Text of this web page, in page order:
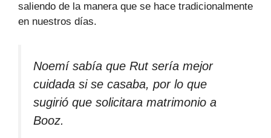
saliendo de la manera que se hace tradicionalmente
en nuestros días.
Noemí sabía que Rut sería mejor
cuidada si se casaba, por lo que
sugirió que solicitara matrimonio a
Booz.